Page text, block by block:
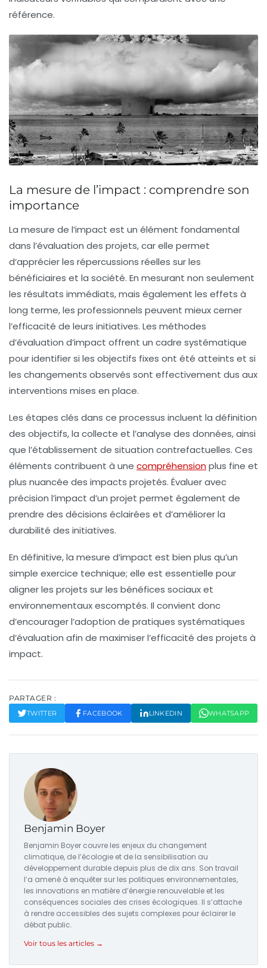
référence.
La mesure de l’impact : comprendre son
importance
La mesure de l’impact est un élément fondamental
dans l’évaluation des projets, car elle permet
d’apprécier les répercussions réelles sur les
bénéficiaires et la société. En mesurant non seulement
les résultats immédiats, mais également les effets à
long terme, les professionnels peuvent mieux cerner
l’efficacité de leurs initiatives. Les méthodes
d’évaluation d’impact offrent un cadre systématique
pour identifier si les objectifs fixes ont été atteints et si
les changements observés sont effectivement dus aux
interventions mises en place.
Les étapes clés dans ce processus incluent la définition
des objectifs, la collecte et l’analyse des données, ainsi
que l’établissement de situation contrefactuelles. Ces
éléments contribuent à une compréhensionplus fine et
plus nuancée des impacts projetés. Évaluer avec
précision l’impact d’un projet permet également de
prendre des décisions éclairées et d’améliorer la
durabilité des initiatives.
En définitive, la mesure d’impact est bien plus qu’un
simple exercice technique; elle est essentielle pour
aligner les projets sur les bénéfices sociauxet
environnementaux escomptés. Il convient donc
d’encourager l’adoption de pratiques systématiques
d’évaluation afin de maximiser l’efficacité des projets à
impact.
PARTAGER :
TWITTER FACEBOOK LINKEDIN WHATSAPP
Benjamin Boyer
Benjamin Boyer couvre les enjeux du changement
climatique, de l’écologie et de la sensibilisation au
développement durable depuis plus de dix ans. Son travail
l’a amené à enquêter sur les politiques environnementales,
les innovations en matière d’énergie renouvelable et les
conséquences sociales des crises écologiques. Il s’attache
à rendre accessibles des sujets complexes pour éclairer le
débat public.
Voir tous les articles →